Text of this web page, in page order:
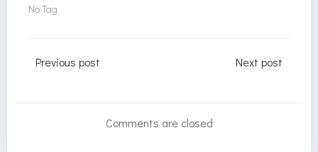
No Tag
Post
navigation
Previous post
navigation
Next post
Comments are closed